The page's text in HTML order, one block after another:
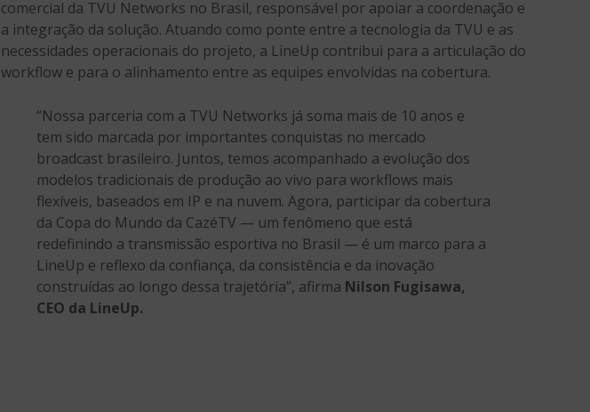
comercial da TVU Networks no Brasil, responsável por apoiar a coordenação e
a integração da solução. Atuando como ponte entre a tecnologia da TVU e as
necessidades operacionais do projeto, a LineUp contribui para a articulação do
workflow e para o alinhamento entre as equipes envolvidas na cobertura.
“Nossa parceria com a TVU Networks já soma mais de 10 anos e
tem sido marcada por importantes conquistas no mercado
broadcast brasileiro. Juntos, temos acompanhado a evolução dos
modelos tradicionais de produção ao vivo para workflows mais
flexíveis, baseados em IP e na nuvem. Agora, participar da cobertura
da Copa do Mundo da CazéTV — um fenômeno que está
redefinindo a transmissão esportiva no Brasil — é um marco para a
LineUp e reflexo da confiança, da consistência e da inovação
construídas ao longo dessa trajetória”, afirma Nilson Fugisawa,
CEO da LineUp.